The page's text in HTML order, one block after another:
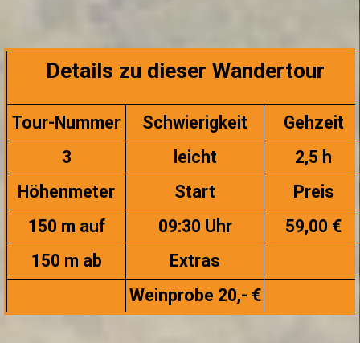
31 1 2 3 4 5 6
Details zu dieser Wandertour
Tour-Nummer Schwierigkeit
Gehzeit
3
leicht
2,5 h
Höhenmeter
Start
Preis
150 m auf
09:30 Uhr
59,00 €
150 m ab
Extras
Weinprobe 20,- €